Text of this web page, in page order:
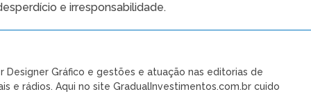
e irresponsabilidade.
Designer Gráfico e gestões e atuação nas editorias de
e rádios. Aqui no site GradualInvestimentos.com.br cuido